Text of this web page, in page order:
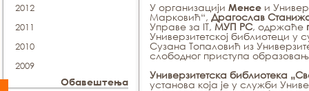
2012
2011
2010
2009
Обавештења
У организацији Менсеи
Марковић“,Драгослав
Управе за IT,МУП РС, одржаће
Универзитетској библиотеци у
Сузана Топаловић из
слободног приступа
Универзитетска библиотека
установа која је у служби